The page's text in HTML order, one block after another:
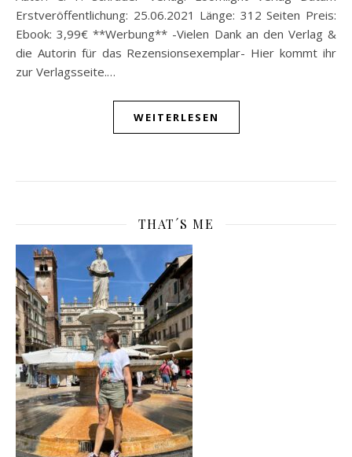
Erstveröffentlichung: 25.06.2021 Länge: 312 Seiten Preis:
Ebook: 3,99€ **Werbung** -Vielen Dank an den Verlag &
die Autorin für das Rezensionsexemplar- Hier kommt ihr
zur Verlagsseite.…
WEITERLESEN
THAT´S ME